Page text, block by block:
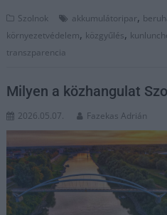
Szolnok akkumulátoripar,
környezetvédelem, közgyűlés,
transzparencia
Milyen a közhangulat
2026.05.07. Fazekas Adrián